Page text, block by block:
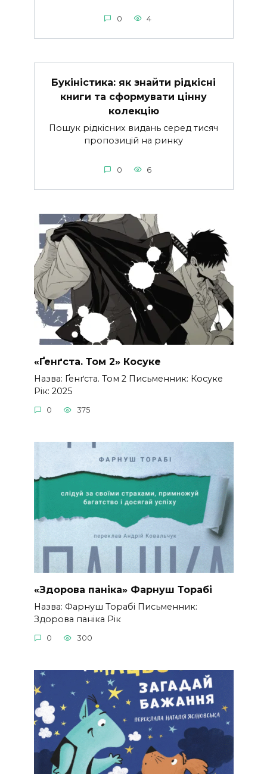
0 4
Букіністика: як знайти рідкісні
книги та сформувати цінну
колекцію
Пошук рідкісних видань серед тисяч
пропозицій на ринку
0 6
«Ґенґста. Том 2» Косуке
Назва: Ґенґста. Том 2 Письменник: Косуке
Рік: 2025
0 375
«Здорова паніка» Фарнуш Торабі
Назва: Фарнуш Торабі Письменник:
Здорова паніка Рік
0 300